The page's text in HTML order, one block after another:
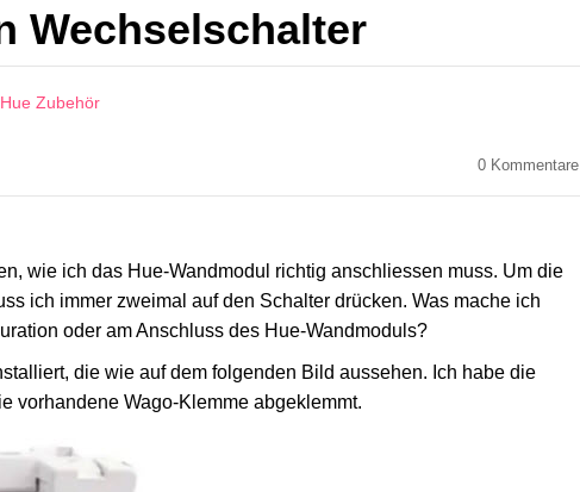
Wechselschalter
Hue Zubehör
0 Kommentare
wie ich das Hue-Wandmodul richtig anschliessen muss. Um die
ich immer zweimal auf den Schalter drücken. Was mache ich
oder am Anschluss des Hue-Wandmoduls?
die wie auf dem folgenden Bild aussehen. Ich habe die
vorhandene Wago-Klemme abgeklemmt.